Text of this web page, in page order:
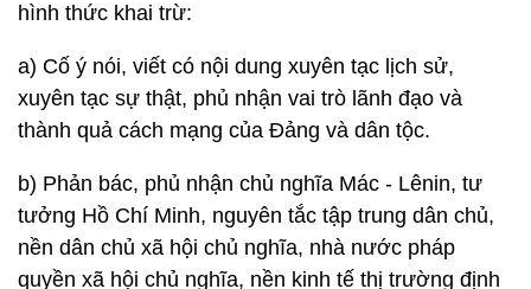
hình thức khai trừ:
a) Cố ý nói, viết có nội dung xuyên tạc lịch sử,
xuyên tạc sự thật, phủ nhận vai trò lãnh đạo và
thành quả cách mạng của Đảng và dân tộc.
b) Phản bác, phủ nhận chủ nghĩa Mác - Lênin, tư
tưởng Hồ Chí Minh, nguyên tắc tập trung dân chủ,
nền dân chủ xã hội chủ nghĩa, nhà nước pháp
quyền xã hội chủ nghĩa, nền kinh tế thị trường định